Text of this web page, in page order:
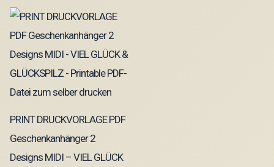
PRINT DRUCKVORLAGE PDF
Geschenkanhänger 2
Designs MIDI – VIEL GLÜCK